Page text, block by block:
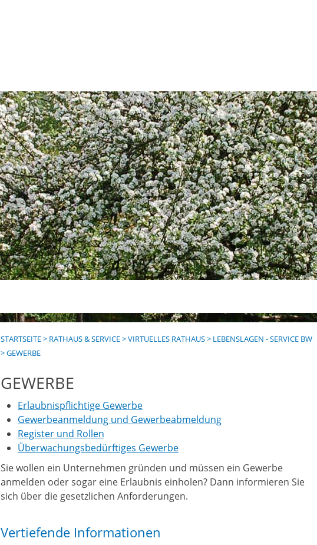
STARTSEITE> RATHAUS & SERVICE>VIRTUELLES RATHAUS> LEBENSLAGEN - SERVICE BW
>GEWERBE
GEWERBE
Erlaubnispflichtige Gewerbe
Gewerbeanmeldung und Gewerbeabmeldung
Register und Rollen
Überwachungsbedürftiges Gewerbe
Sie wollen ein Unternehmen gründen und müssen ein Gewerbe
anmelden oder sogar eine Erlaubnis einholen? Dann informieren Sie
sich über die gesetzlichen Anforderungen.
Vertiefende Informationen